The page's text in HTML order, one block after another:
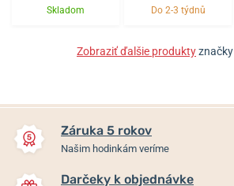
Skladom Do 2-3 týdnů
Zobraziť ďalšie produktyznačky
Záruka 5 rokov
Našim hodinkám veríme
Darčeky k objednávke